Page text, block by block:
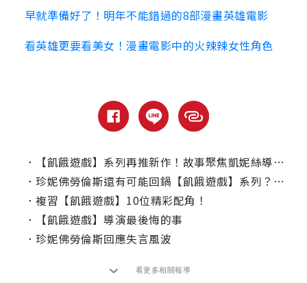
早就準備好了！明年不能錯過的8部漫畫英雄電影
看英雄更要看美女！漫畫電影中的火辣辣女性角色
．
【飢餓遊戲】系列再推新作！故事聚焦凱妮絲導師「黑密契」
． 珍妮佛勞倫斯還有可能回鍋【飢餓遊戲】系列？製片這樣說！
． 複習【飢餓遊戲】10位精彩配角！
．
【飢餓遊戲】導演最後悔的事
． 珍妮佛勞倫斯回應失言風波
看更多相關報導